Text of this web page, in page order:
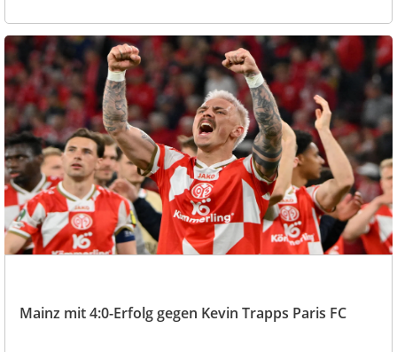
Mainz mit 4:0-Erfolg gegen Kevin Trapps Paris FC